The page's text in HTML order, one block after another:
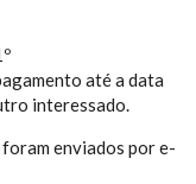
até a data
interessado.
enviados por e-